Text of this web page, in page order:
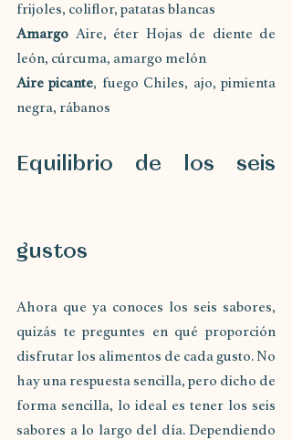
frijoles, coliflor, patatas blancas
Amargo Aire, éter Hojas de diente de
león, cúrcuma, amargo melón
Aire picante, fuego Chiles, ajo, pimienta
negra, rábanos
Equilibrio de los seis
gustos
Ahora que ya conoces los seis sabores,
quizás te preguntes en qué proporción
disfrutar los alimentos de cada gusto. No
hay una respuesta sencilla, pero dicho de
forma sencilla, lo ideal es tener los seis
sabores a lo largo del día. Dependiendo